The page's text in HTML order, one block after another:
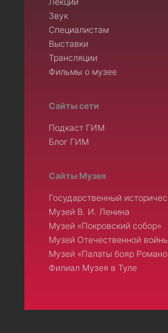
Звук
Специалистам
Выставки
Трансляции
Фильмы о музее
Сайты сети
Подкаст ГИМ
Блог ГИМ
Сайты Музея
Государственный
Музей В. И. Ленина
Музей «Покровский собор»
Музей Отечественной войны
Музей «Палаты бояр
Филиал Музея в Туле